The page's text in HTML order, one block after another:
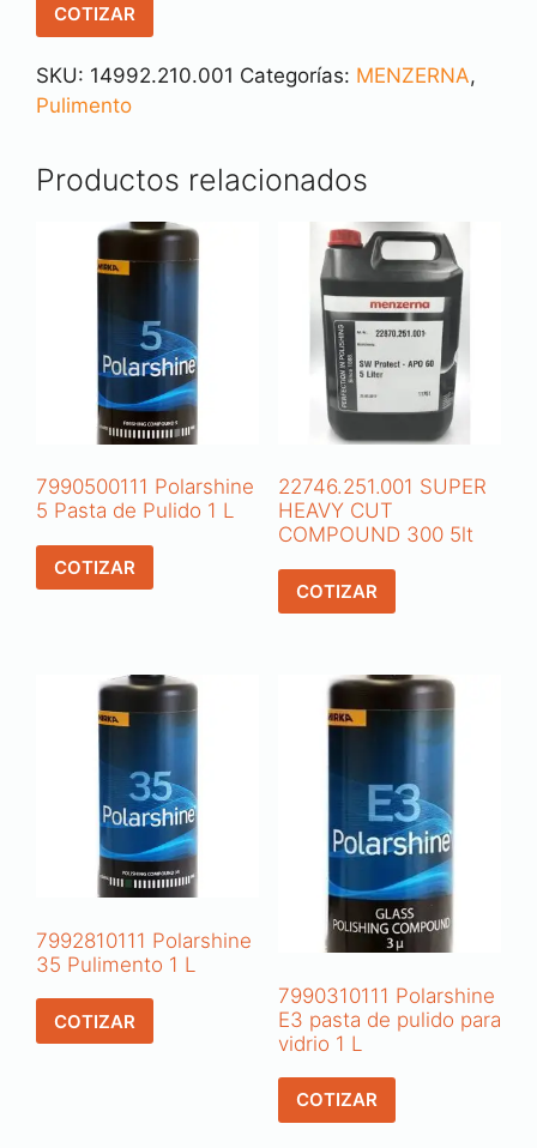
COTIZAR
SKU: 14992.210.001 Categorías: MENZERNA,
Pulimento
Productos relacionados
7990500111 Polarshine
5 Pasta de Pulido 1 L
COTIZAR
22746.251.001 SUPER
HEAVY CUT
COMPOUND 300 5lt
COTIZAR
7992810111 Polarshine
35 Pulimento 1 L
COTIZAR
7990310111 Polarshine
E3 pasta de pulido para
vidrio 1 L
COTIZAR